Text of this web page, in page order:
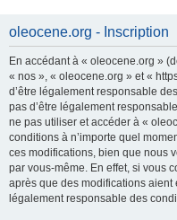
oleocene.org - Inscription
En accédant à « oleocene.org »
« nos », « oleocene.org » et «
d’être légalement responsable
pas d’être légalement
ne pas utiliser et accéder à «
conditions à n’importe quel
ces modifications, bien que nous
par vous-même. En effet, si vous
après que des modifications aient
légalement responsable des